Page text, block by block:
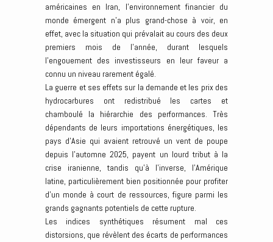
américaines en Iran, l’environnement financier du
monde émergent n’a plus grand-chose à voir, en
effet, avec la situation qui prévalait au cours des deux
premiers mois de l’année, durant lesquels
l’engouement des investisseurs en leur faveur a
connu un niveau rarement égalé.
La guerre et ses effets sur la demande et les prix des
hydrocarbures ont redistribué les cartes et
chamboulé la hiérarchie des performances. Très
dépendants de leurs importations énergétiques, les
pays d’Asie qui avaient retrouvé un vent de poupe
depuis l’automne 2025, payent un lourd tribut à la
crise iranienne, tandis qu’à l’inverse, l’Amérique
latine, particulièrement bien positionnée pour profiter
d’un monde à court de ressources, figure parmi les
grands gagnants potentiels de cette rupture.
Les indices synthétiques résument mal ces
distorsions, que révèlent des écarts de performances